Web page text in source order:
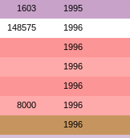
1603 1995
148575 1996
1996
1996
1996
8000 1996
1996